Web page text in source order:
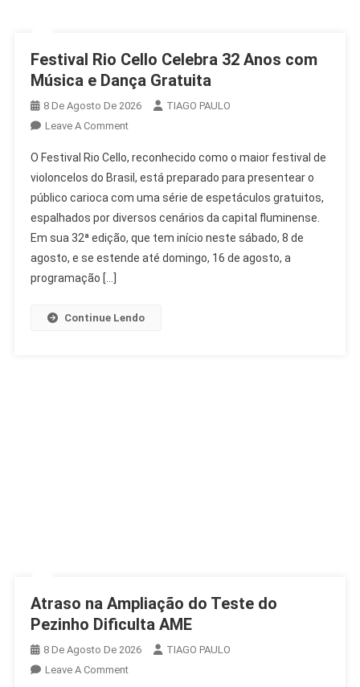
Festival Rio Cello Celebra 32 Anos com
Música e Dança Gratuita
8 De Agosto De 2026
TIAGO PAULO
Leave A CommentOn
Rio
Cello
Celebra
32
Anos
Com
O Festival Rio Cello, reconhecido como o maior festival de
violoncelos do Brasil, está preparado para presentear o
público carioca com uma série de espetáculos gratuitos,
espalhados por diversos cenários da capital fluminense.
Em sua 32ª edição, que tem início neste sábado, 8 de
agosto, e se estende até domingo, 16 de agosto, a
programação […]
Continue Lendo
Atraso na Ampliação do Teste do
Pezinho Dificulta AME
8 De Agosto De 2026
TIAGO PAULO
Leave A CommentOn